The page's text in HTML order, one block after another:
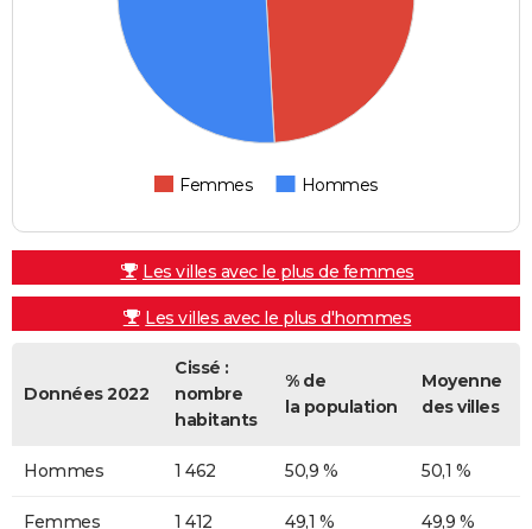
Femmes Hommes
Les villes avec le plus de femmes
Les villes avec le plus d'hommes
Données 2022
Cissé :
nombre
habitants
% de
la population
Moyenne
des villes
Hommes 1 462 50,9 % 50,1 %
Femmes 1 412 49,1 % 49,9 %